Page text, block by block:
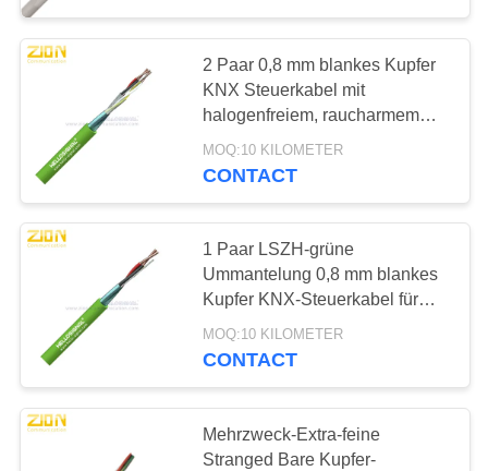
Audio- und
Videokabel
industrieller Seilzug
2 Paar 0,8 mm blankes Kupfer
KNX Steuerkabel mit
halogenfreiem, raucharmem
Mantel für Beleuchtungs- und
Sicherheitssysteme
MOQ:10 KILOMETER
CONTACT
1 Paar LSZH-grüne
Ummantelung 0,8 mm blankes
Kupfer KNX-Steuerkabel für
Beleuchtungs- und
Sicherheitssysteme
MOQ:10 KILOMETER
CONTACT
Mehrzweck-Extra-feine
Stranged Bare Kupfer-